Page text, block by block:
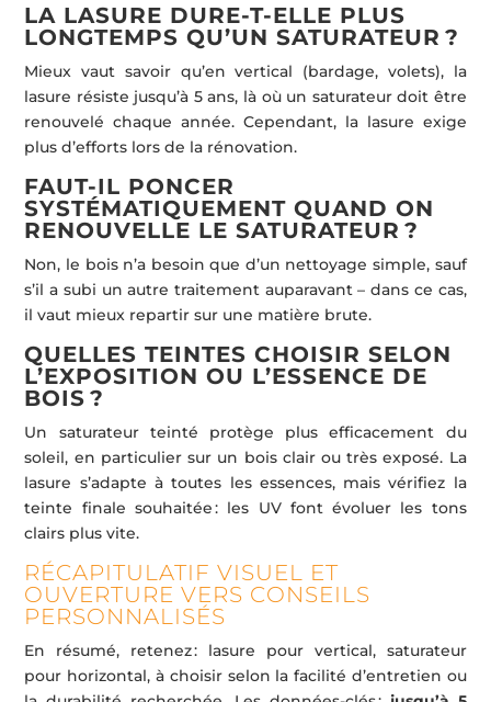
LA LASURE DURE-T-ELLE PLUS
LONGTEMPS QU’UN SATURATEUR ?
Mieux vaut savoir qu’en vertical (bardage, volets), la
lasure résiste jusqu’à 5 ans, là où un saturateur doit être
renouvelé chaque année. Cependant, la lasure exige
plus d’efforts lors de la rénovation.
FAUT-IL PONCER
SYSTÉMATIQUEMENT QUAND ON
RENOUVELLE LE SATURATEUR ?
Non, le bois n’a besoin que d’un nettoyage simple, sauf
s’il a subi un autre traitement auparavant – dans ce cas,
il vaut mieux repartir sur une matière brute.
QUELLES TEINTES CHOISIR SELON
L’EXPOSITION OU L’ESSENCE DE
BOIS ?
Un saturateur teinté protège plus efficacement du
soleil, en particulier sur un bois clair ou très exposé. La
lasure s’adapte à toutes les essences, mais vérifiez la
teinte finale souhaitée : les UV font évoluer les tons
clairs plus vite.
RÉCAPITULATIF VISUEL ET
OUVERTURE VERS CONSEILS
PERSONNALISÉS
En résumé, retenez : lasure pour vertical, saturateur
pour horizontal, à choisir selon la facilité d’entretien ou